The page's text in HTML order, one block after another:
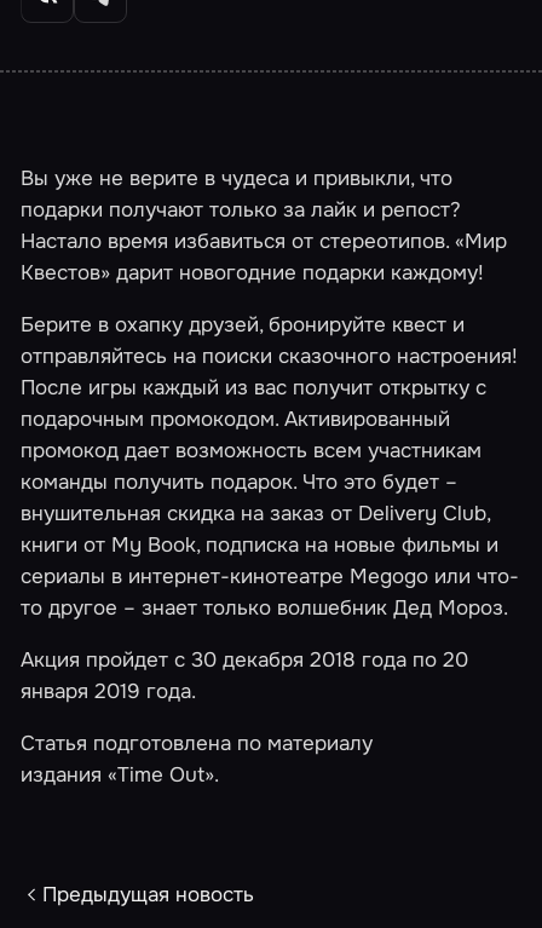
Вы уже не верите в чудеса и привыкли, что
подарки получают только за лайк и репост?
Настало время избавиться от стереотипов. «Мир
Квестов» дарит новогодние подарки каждому!
Берите в охапку друзей, бронируйте квест и
отправляйтесь на поиски сказочного настроения!
После игры каждый из вас получит открытку с
подарочным промокодом. Активированный
промокод дает возможность всем участникам
команды получить подарок. Что это будет –
внушительная скидка на заказ от Delivery Club,
книги от My Book, подписка на новые фильмы и
сериалы в интернет-кинотеатре Megogo или что-
то другое – знает только волшебник Дед Мороз.
Акция пройдет с 30 декабря 2018 года по 20
января 2019 года.
Статья подготовлена по материалу
издания«Time Out».
Предыдущая новость